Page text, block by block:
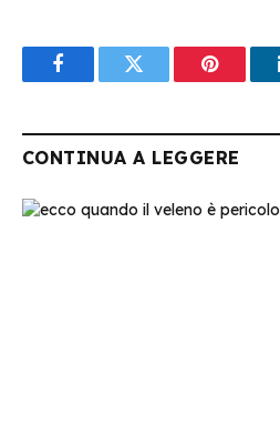
FacebookTwitter Pinterest
CONTINUA A LEGGERE